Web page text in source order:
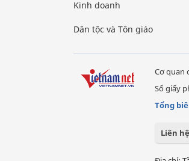
Kinh doanh
Dân tộc và Tôn giáo
Cơ quan
Số giấy
Tổng
Liên